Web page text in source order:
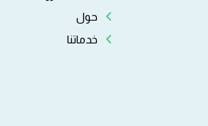
حول
خدماتنا